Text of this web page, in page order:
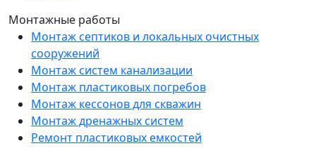
Монтажные работы
Монтаж септиков и локальных очистных
сооружений
Монтаж систем канализации
Монтаж пластиковых погребов
Монтаж кессонов для скважин
Монтаж дренажных систем
Ремонт пластиковых емкостей